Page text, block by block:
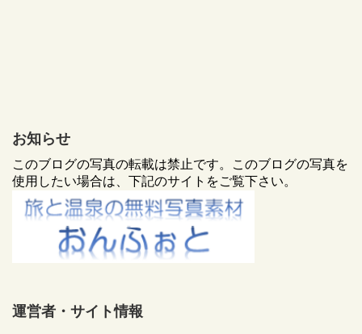
お知らせ
このブログの写真の転載は禁止です。このブログの写真を
使用したい場合は、下記のサイトをご覧下さい。
運営者・サイト情報